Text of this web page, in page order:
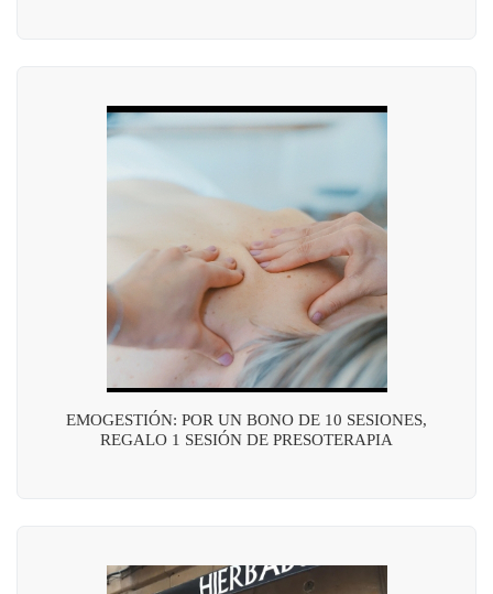
EMOGESTIÓN: POR UN BONO DE 10 SESIONES,
REGALO 1 SESIÓN DE PRESOTERAPIA